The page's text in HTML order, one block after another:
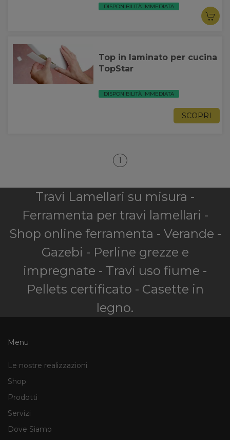
DISPONIBILITÀ IMMEDIATA
Top in laminato per cucina
TopStar
DISPONIBILITÀ IMMEDIATA
SCOPRI
1
Travi Lamellari su misura -
Ferramenta per travi lamellari -
Shop online ferramenta - Verande -
Gazebi - Perline grezze e
impregnate - Travi uso fiume -
Pellets certificato - Casette in
legno.
Menu
Le nostre realizzazioni
Shop
Prodotti
Servizi
Dove Siamo